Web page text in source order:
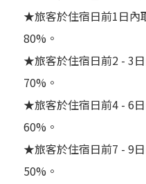
★旅客於住宿日前1日內
80%。
★旅客於住宿日前2 - 3
70%。
★旅客於住宿日前4 - 6
60%。
★旅客於住宿日前7 - 9
50%。